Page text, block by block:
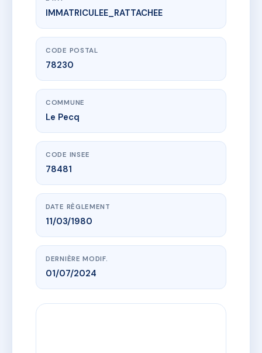
www.vme.plus/AC6867337
LA MURIE
3T r bellavoine
IMMATRICULEE_RATTACHEE
CODE POSTAL
78230
COMMUNE
Le Pecq
CODE INSEE
78481
DATE RÈGLEMENT
11/03/1980
DERNIÈRE MODIF.
01/07/2024